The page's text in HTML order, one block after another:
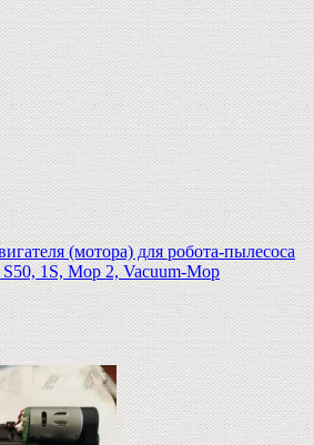
(мотора) для робота-пылесоса
1S, Mop 2, Vacuum-Mop